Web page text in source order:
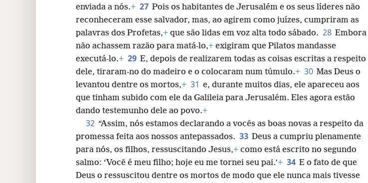
enviada a nós.+ 27 Pois os habitantes de Jerusalém e os seus líderes não
reconheceram esse salvador, mas, ao agirem como juízes, cumpriram as
palavras dos Profetas,+ que são lidas em voz alta todo sábado. 28 Embora
não achassem razão para matá-lo,+ exigiram que Pilatos mandasse
executá-lo.+ 29 E, depois de realizarem todas as coisas escritas a respeito
dele, tiraram-no do madeiro e o colocaram num túmulo.+ 30 Mas Deus o
levantou dentre os mortos,+ 31 e, durante muitos dias, ele apareceu aos
que tinham subido com ele da Galileia para Jerusalém. Eles agora estão
dando testemunho dele ao povo.+
32 “Assim, nós estamos declarando a vocês as boas novas a respeito da
promessa feita aos nossos antepassados. 33 Deus a cumpriu plenamente
para nós, os filhos, ressuscitando Jesus,+ como está escrito no segundo
salmo: ‘Você é meu filho; hoje eu me tornei seu pai.’+ 34 E o fato de que
Deus o ressuscitou dentre os mortos de modo que ele nunca mais tivesse